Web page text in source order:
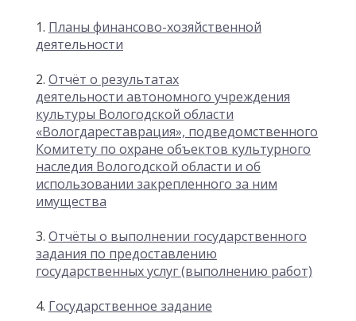
1. Планы финансово-хозяйственной
деятельности
2. Отчёт о результатах
деятельности автономного учреждения
культуры Вологодской области
«Вологдареставрация», подведомственного
Комитету по охране объектов культурного
наследия Вологодской области и об
использовании закрепленного за ним
имущества
3. Отчёты о выполнении государственного
задания по предоставлению
государственных услуг (выполнению работ)
4. Государственное задание